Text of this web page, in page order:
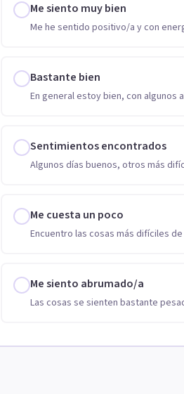
Me siento muy bien
Me he sentido positivo/a y con
Bastante bien
En general estoy bien, con algunos
Sentimientos encontrados
Algunos días buenos, otros más
Me cuesta un poco
Encuentro las cosas más difíciles
Me siento abrumado/a
Las cosas se sienten bastante